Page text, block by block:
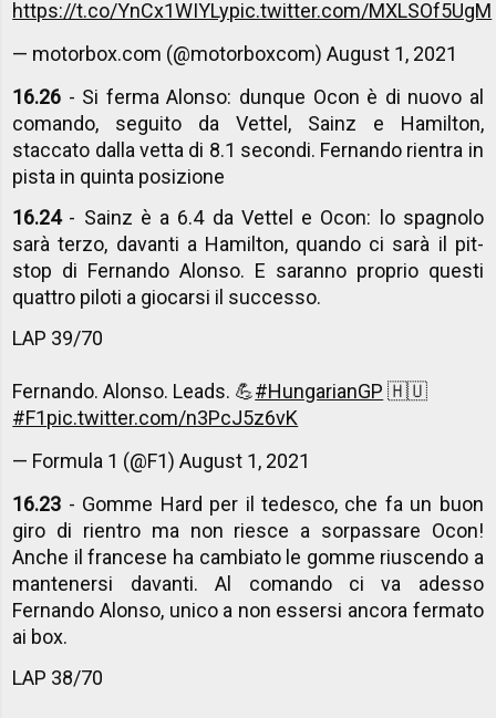
https://t.co/YnCx1WIYLypic.twitter.com/MXLSOf5UgM
— motorbox.com (@motorboxcom)August 1, 2021
16.26 - Si ferma Alonso: dunque Ocon è di nuovo al
comando, seguito da Vettel, Sainz e Hamilton,
staccato dalla vetta di 8.1 secondi. Fernando rientra in
pista in quinta posizione
16.24 - Sainz è a 6.4 da Vettel e Ocon: lo spagnolo
sarà terzo, davanti a Hamilton, quando ci sarà il pit-
stop di Fernando Alonso. E saranno proprio questi
quattro piloti a giocarsi il successo.
LAP 39/70
Fernando. Alonso. Leads. 💪#HungarianGP 🇭🇺
#F1pic.twitter.com/n3PcJ5z6vK
— Formula 1 (@F1)August 1, 2021
16.23 - Gomme Hard per il tedesco, che fa un buon
giro di rientro ma non riesce a sorpassare Ocon!
Anche il francese ha cambiato le gomme riuscendo a
mantenersi davanti. Al comando ci va adesso
Fernando Alonso, unico a non essersi ancora fermato
ai box.
LAP 38/70